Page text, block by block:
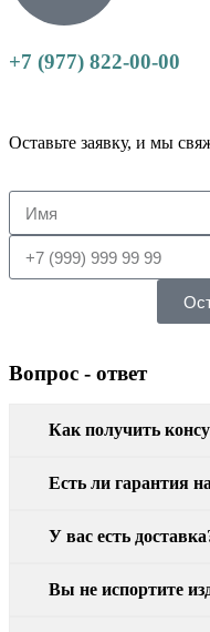
+7 (977) 822-00-00
Оставьте заявку, и мы
Вопрос - ответ
Как получить
Есть ли гарантия
У вас есть
Вы не испортите